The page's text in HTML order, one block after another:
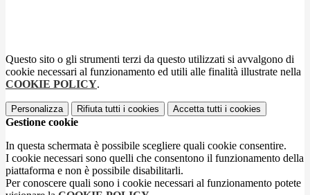
Questo sito o gli strumenti terzi da questo utilizzati si avvalgono di
cookie necessari al funzionamento ed utili alle finalità illustrate nella
COOKIE POLICY.
Personalizza Rifiuta tutti i cookies Accetta tutti i cookies
Gestione cookie
In questa schermata è possibile scegliere quali cookie consentire.
I cookie necessari sono quelli che consentono il funzionamento della
piattaforma e non è possibile disabilitarli.
Per conoscere quali sono i cookie necessari al funzionamento potete